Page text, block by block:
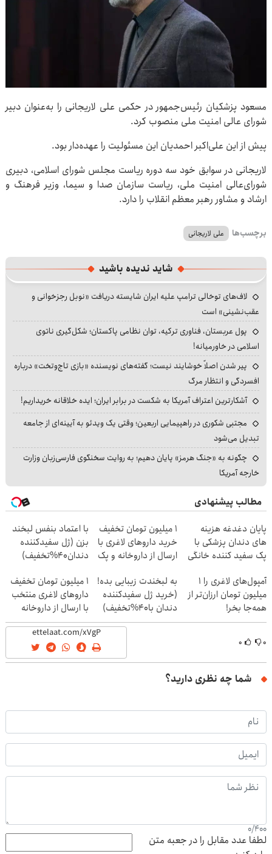
مسعود پزشکیان رئیس‌جمهور در حکمی علی لاریجانی را به‌عنوان دبیر
شورای عالی امنیت ملی منصوب کرد.
پیش از این علی‌اکبر احمدیان این مسئولیت را عهده‌دار بود.
لاریجانی در سوابق خود سه دوره ریاست مجلس شورای اسلامی، دبیری
شورای‌عالی امنیت ملی، ریاست سازمان صدا و سیما، وزیر فرهنگ و
ارشاد و مشاور رهبر معظم انقلاب را دارد.
برچسب‌ها علی لاریجانی
شاید ندیده باشید
لاف‌های توخالی ترامپ علیه ایران شایسته دریافت «نوبل رجزخوانی و
عقب‌نشینی» است
پول عربستان، فناوری ترکیه، توان نظامی پاکستان؛ شکل‌گیری ناتوی
اسلامی در خاورمیانه!
پیر شدن اصلاً خوشایند نیست؛ گفته‌های نویسنده «بازی تاج‌وتخت» درباره
افسردگی و انتظار مرگ
آشکارترین اعتراف آمریکا به شکست در برابر ایران؛ ایده خلاقانه خریداریم!
مجتبی شکوری در راهپیمایی اربعین؛ وقتی یک ویدئو به آیینه‌ای از جامعه
تبدیل می‌شود
چگونه به «جنگ هرمز» پایان دهیم؛ به روایت سخنگوی فارسی‌زبان وزارت
خارجه آمریکا
مطالب پیشنهادی
پایان دغدغه هزینه
های دندان پزشکی با
پک سفید کننده خانگی
1 میلیون تومان تخفیف
خرید داروهای لاغری با
ارسال از داروخانه و پک
با اعتماد بنفس لبخند
بزن (ژل سفیدکننده
دندان40%تخفیف)
آمپول‌های لاغری را ۱
میلیون تومان ارزان‌تر از
همه‌جا بخر!
به لبخندت زیبایی بده!
(خرید ژل سفیدکننده
دندان با40%تخفیف)
۱ میلیون تومان تخفیف
داروهای لاغری منتخب
با ارسال از داروخانه
نزدیکت
۰ ۰
شما چه نظری دارید؟
0/400
لطفا عدد مقابل را در جعبه متن